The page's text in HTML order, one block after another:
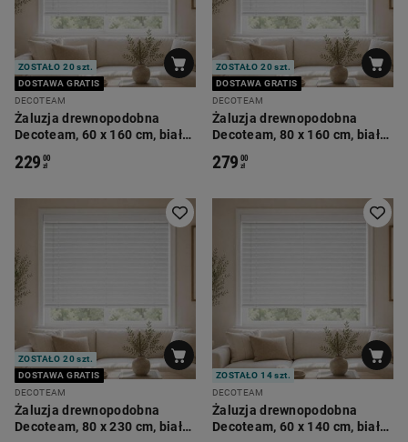
ZOSTAŁO 20 szt.
DOSTAWA GRATIS
DECOTEAM
Żaluzja drewnopodobna
Decoteam, 60 x 160 cm, biały
229 00
zł
ZOSTAŁO 20 szt.
DOSTAWA GRATIS
DECOTEAM
Żaluzja drewnopodobna
Decoteam, 80 x 160 cm, biały
279 00
zł
ZOSTAŁO 20 szt.
DOSTAWA GRATIS
DECOTEAM
Żaluzja drewnopodobna
Decoteam, 80 x 230 cm, biały
ZOSTAŁO 14 szt.
DECOTEAM
Żaluzja drewnopodobna
Decoteam, 60 x 140 cm, biały